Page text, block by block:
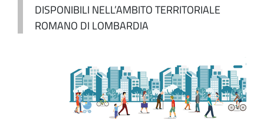
DISPONIBILI NELL’AMBITO TERRITORIALE
ROMANO DI LOMBARDIA